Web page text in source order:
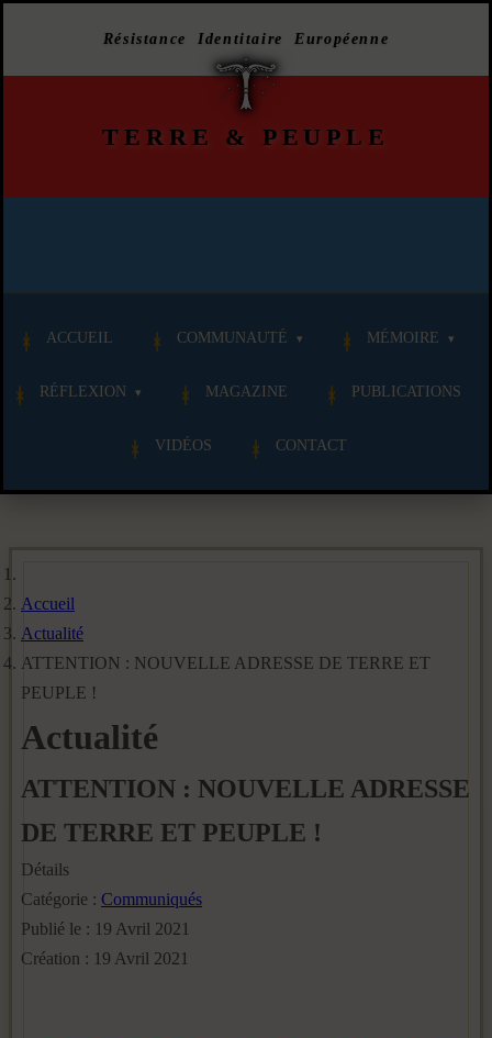
Résistance Identitaire Européenne
TERRE & PEUPLE
ACCUEIL COMMUNAUTÉ MÉMOIRE
RÉFLEXION MAGAZINE PUBLICATIONS
VIDÉOS CONTACT
Accueil
Actualité
ATTENTION : NOUVELLE ADRESSE DE TERRE ET
PEUPLE !
Actualité
ATTENTION : NOUVELLE ADRESSE
DE TERRE ET PEUPLE !
Détails
Catégorie : Communiqués
Publié le : 19 Avril 2021
Création : 19 Avril 2021